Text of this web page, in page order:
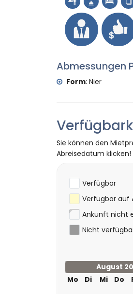
Sport
Tennis, Reiten,
Schnorcheln
Golf (Club de
Klettern
Abmessungen
Form: Nier
Sie können den
Abreisedatum klicken!
Verfügbar
Verfügbar auf
Ankunft nicht
Nicht
August
Mo
Di Mi Do